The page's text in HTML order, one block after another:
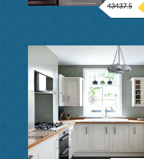
43437.5